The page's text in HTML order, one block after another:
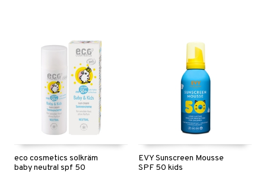
eco cosmetics solkräm
baby neutral spf 50
EVY Sunscreen Mousse
SPF 50 kids